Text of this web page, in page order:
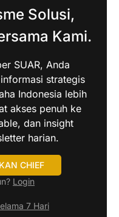
Solusi,
Kami.
SUAR, Anda
strategis
Indonesia lebih
akses penuh ke
dan insight
harian.
CHIEF
Login
7 Hari